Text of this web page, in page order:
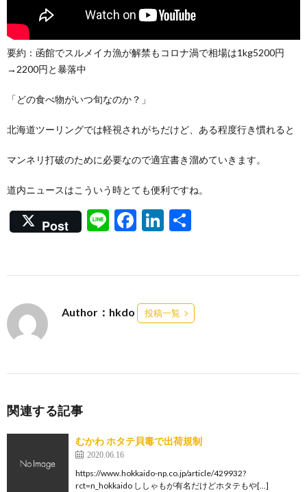
要約：函館でスルメイカ漁が解禁もコロナ渦で相場は1kg5200円
→2200円と暴落中
「どの食べ物がいつ旬なのか？」
北海道ツーリングでは軽視されがちだけど、ある程度行き慣れると
マンネリ打破のために必要なので適宜書き溜めていきます。
道内ニュースはこういう時とても便利ですね。
Post
Li F
o
o
Li
n
Author：hkdo 投稿一覧
関連する記事
むかわ ホタテ貝毒で出荷規制
2020.06.16
https://www.hokkaido-np.co.jp/article/429932?
rct=n_hokkaido ししゃもが有名だけどホタテもや[…]